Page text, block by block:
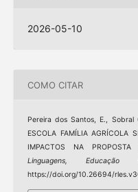
2026-05-10
COMO CITAR
Pereira dos Santos, E.,
ESCOLA FAMÍLIA AGRÍCOLA
IMPACTOS NA
Linguagens, Educação
https://doi.org/10.26694/